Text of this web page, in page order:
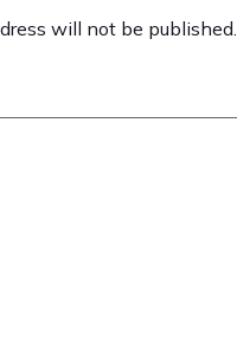
will not be published.